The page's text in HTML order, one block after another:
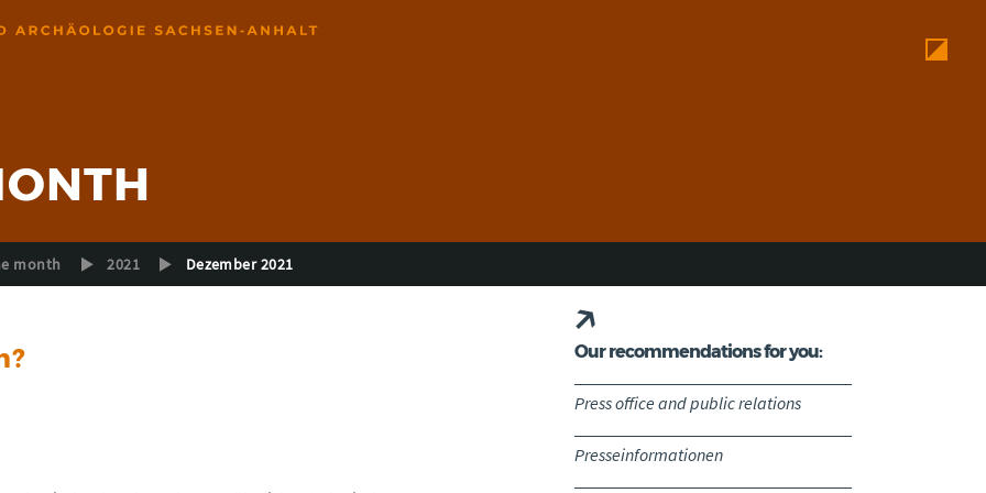
month 2021 Dezember 2021
Our recommendations for you:
Press office and public relations
Presseinformationen